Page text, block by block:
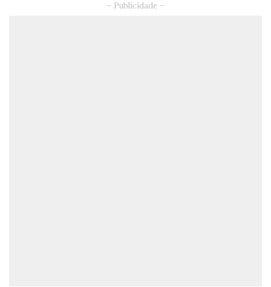
– Publicidade –